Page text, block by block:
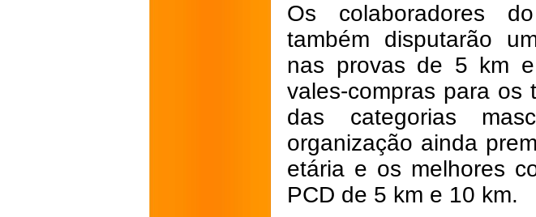
Os colaboradores
também disputarão
nas provas de 5 km
vales-compras para os
das categorias
organização ainda
etária e os melhores
PCD de 5 km e 10 km.